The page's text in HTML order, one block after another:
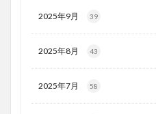
2025年9月 39
2025年8月 43
2025年7月 58